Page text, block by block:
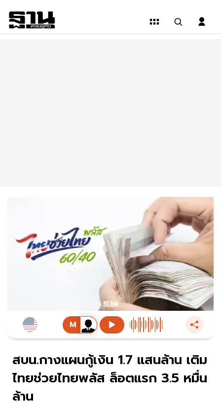
สบน.กางแผนกู้เงิน 1.7 แสนล้าน เติม
ไทยช่วยไทยพลัส ล็อตแรก 3.5 หมื่น
ล้าน